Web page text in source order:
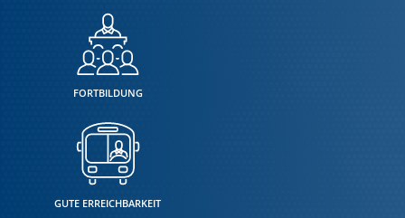
FORTBILDUNG
GUTE ERREICHBARKEIT